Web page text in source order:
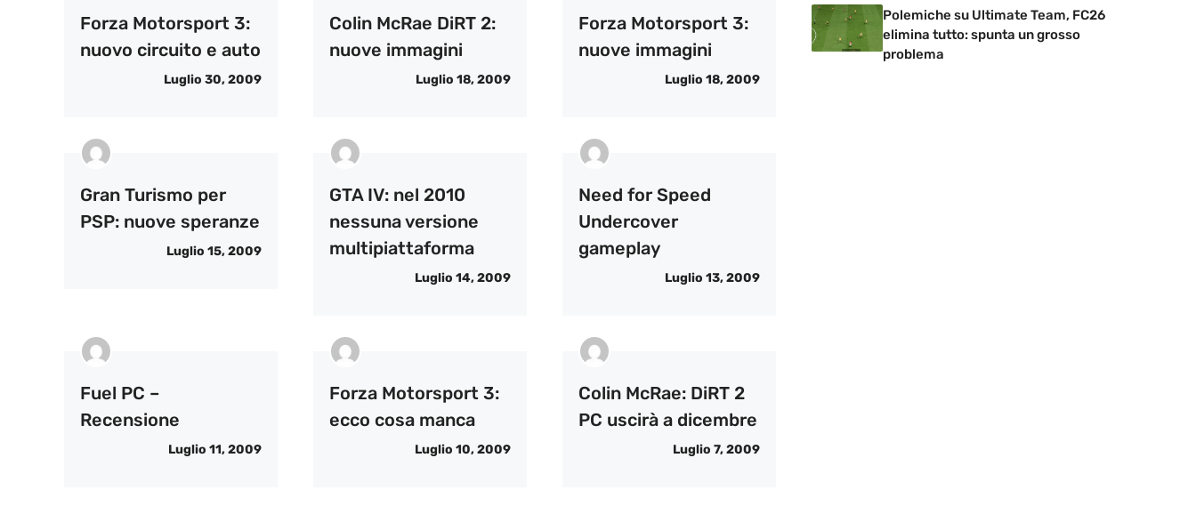
Forza Motorsport 3:
nuovo circuito e auto
Luglio 30, 2009
Colin McRae DiRT 2:
nuove immagini
Luglio 18, 2009
Forza Motorsport 3:
nuove immagini
Luglio 18, 2009
Gran Turismo per
PSP: nuove speranze
Luglio 15, 2009
GTA IV: nel 2010
nessuna versione
multipiattaforma
Luglio 14, 2009
Need for Speed
Undercover
gameplay
Luglio 13, 2009
Fuel PC –
Recensione
Luglio 11, 2009
Forza Motorsport 3:
ecco cosa manca
Luglio 10, 2009
Colin McRae: DiRT 2
PC uscirà a dicembre
Luglio 7, 2009
Polemiche su Ultimate Team, FC26
elimina tutto: spunta un grosso
problema